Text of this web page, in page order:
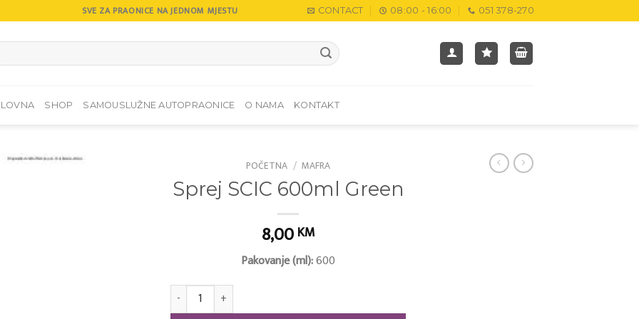
SVE ZA PRAONICE NA JEDNOM MJESTU CONTACT 08:00 - 16:00 051 378-270
SHOP SAMOUSLUŽNE AUTOPRAONICE O NAMA KONTAKT
POČETNA / MAFRA
Sprej SCIC 600ml Green
8,00 KM
Pakovanje (ml):600
Sprej SCIC 600ml Green količina